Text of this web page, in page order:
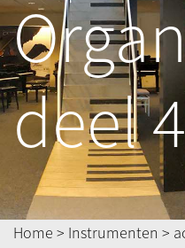
deel 4
Home > Instrumenten >